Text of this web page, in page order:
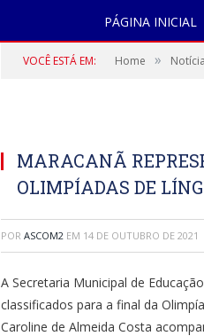
PÁGINA INICIAL
VOCÊ ESTÁ EM: Home »
MARACANÃ
OLIMPÍADAS DE
POR ASCOM2 EM 14 DE OUTUBRO DE 2021
A Secretaria Municipal de
classificados para a final da
Caroline de Almeida Costa